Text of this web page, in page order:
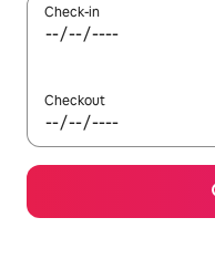
Check-in
Checkout